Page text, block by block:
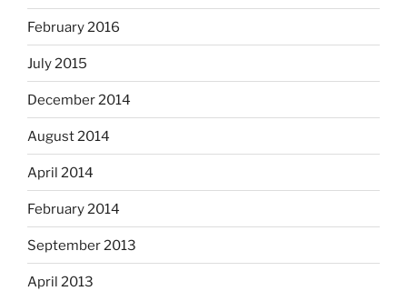
February 2016
July 2015
December 2014
August 2014
April 2014
February 2014
September 2013
April 2013